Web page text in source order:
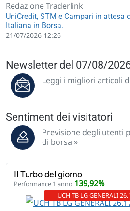
Redazione Traderlink
UniCredit, STM e Campari in attesa
Italiana in Borsa.
21/07/2026 12:26
Newsletter del 07/08/
Leggi i migliori articoli
Sentiment dei visitatori
Previsione degli utenti
di borsa »
Il Turbo del giorno
Performance 1 anno 139,92%
UCH TB LG GENERALI